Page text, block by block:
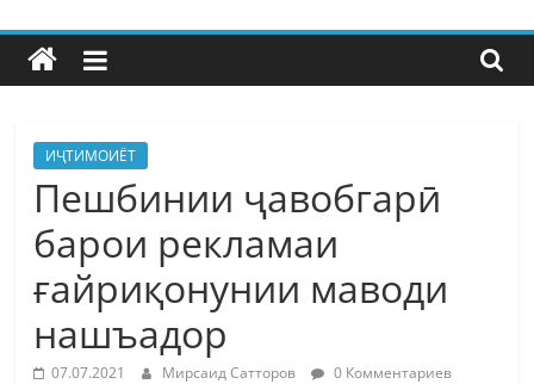
ИҶТИМОИЁТ
Пешбинии ҷавобгарӣ
барои рекламаи
ғайриқонунии маводи
нашъадор
07.07.2021 Мирсаид Сатторов 0 Комментариев